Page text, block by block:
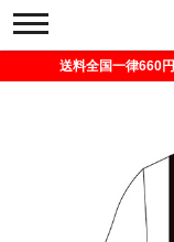
toggle
navigation
送料全国一律660円